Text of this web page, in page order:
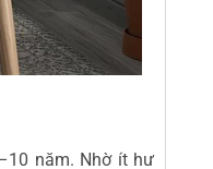
năm. Nhờ ít hư